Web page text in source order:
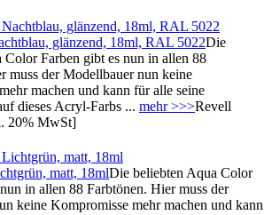
glänzend, 18ml, RAL 5022Die
Color Farben gibt es nun in allen 88
muss der Modellbauer nun keine
machen und kann für alle seine
dieses Acryl-Farbs ... mehr >>>Revell
20% MwSt]
matt, 18mlDie beliebten Aqua Color
in allen 88 Farbtönen. Hier muss der
keine Kompromisse mehr machen und kann